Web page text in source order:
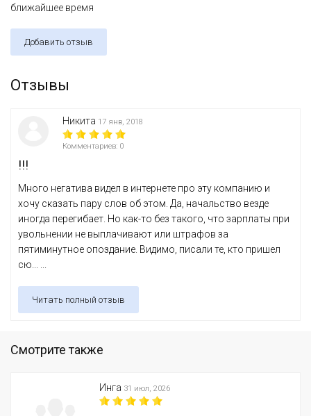
ближайшее время
Добавить отзыв
Отзывы
Никита 17 янв, 2018
Комментариев: 0
!!!
Много негатива видел в интернете про эту компанию и
хочу сказать пару слов об этом. Да, начальство везде
иногда перегибает. Но как-то без такого, что зарплаты при
увольнении не выплачивают или штрафов за
пятиминутное опоздание. Видимо, писали те, кто пришел
сю... ...
Читать полный отзыв
Смотрите также
Инга 31 июл, 2026